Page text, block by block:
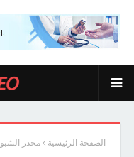
الصفحة الرئيسية مخدر الشبو